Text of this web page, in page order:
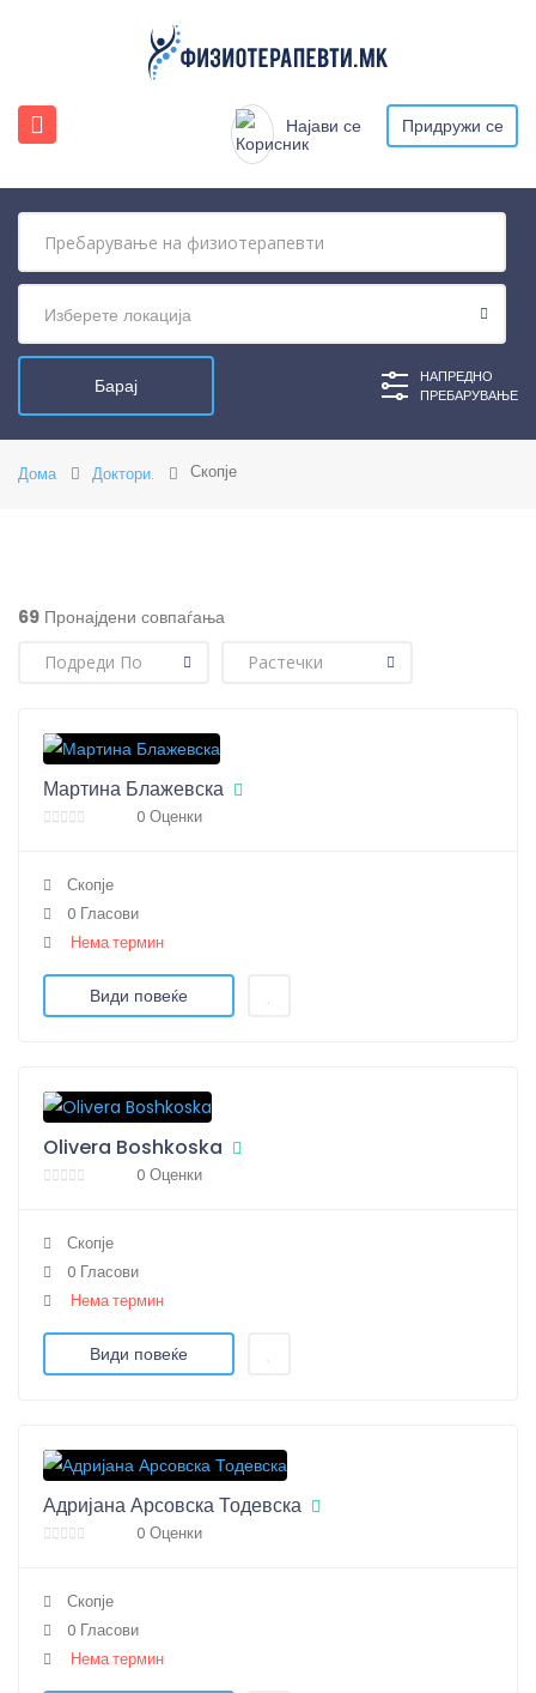
Најави се Придружи се
Изберете локација
НАПРЕДНО
ПРЕБАРУВАЊЕ
Дома Доктори. Скопје
69 Пронајдени совпаѓања
Мартина Блажевска
0 Оценки
Скопје
0 Гласови
Нема термин
Види повеќе
Olivera Boshkoska
0 Оценки
Скопје
0 Гласови
Нема термин
Види повеќе
Адријана Арсовска Тодевска
0 Оценки
Скопје
0 Гласови
Нема термин